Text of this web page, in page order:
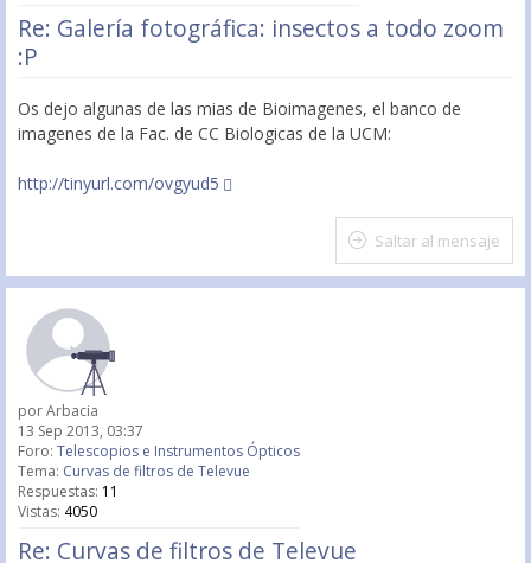
Re: Galería fotográfica: insectos a todo zoom
:P
Os dejo algunas de las mias de Bioimagenes, el banco de
imagenes de la Fac. de CC Biologicas de la UCM:
http://tinyurl.com/ovgyud5
Saltar al mensaje
porArbacia
13 Sep 2013, 03:37
Foro: Telescopios e Instrumentos Ópticos
Tema: Curvas de filtros de Televue
Respuestas: 11
Vistas: 4050
Re: Curvas de filtros de Televue